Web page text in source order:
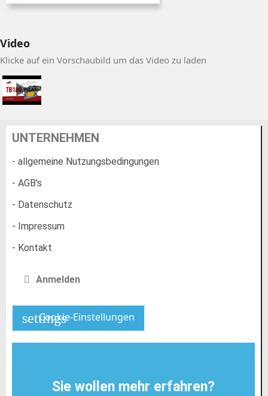
Video
Klicke auf ein Vorschaubild um das Video zu laden
UNTERNEHMEN
- allgemeine Nutzungsbedingungen
- AGB's
- Datenschutz
- Impressum
- Kontakt
Anmelden
settings
Cookie-Einstellungen
Sie wollen mehr erfahren?